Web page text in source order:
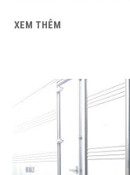
XEM THÊM